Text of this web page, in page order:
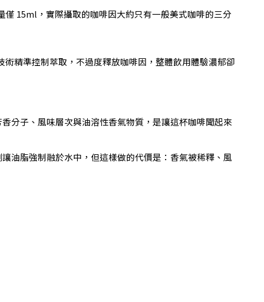
15ml，實際攝取的咖啡因大約只有一般美式咖啡的三分
精準控制萃取，不過度釋放咖啡因，整體飲用體驗濃郁卻
分子、風味層次與油溶性香氣物質，是讓這杯咖啡聞起來
油脂強制融於水中，但這樣做的代價是：香氣被稀釋、風